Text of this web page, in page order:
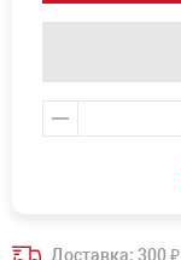
Доставка: 300₽